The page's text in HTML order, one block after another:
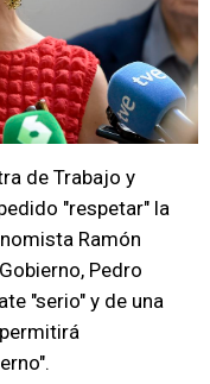
de Trabajo y
"respetar" la
Ramón
Pedro
"serio" y de una